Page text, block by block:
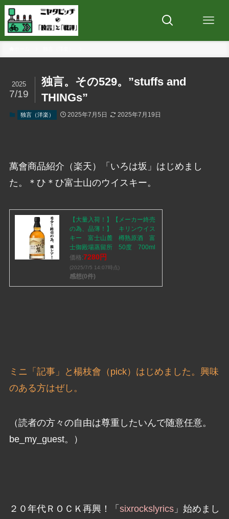
独言。その529。”stuffs and
THINGs”
2025
7/19
独言（洋楽） 2025年7月5日 2025年7月19日
萬會商品紹介（楽天）「いろは坂」はじめまし
た。＊ひ＊ひ富士山のウイスキー。
【大量入荷！】【メーカー終売
の為、品薄！】 キリンウイス
キー 富士山麓 樽熟原酒 富
士御殿場蒸留所 50度 700ml
価格:7280円
(2025/7/5 14:07時点)
感想(0件)
ミニ「記事」と楊枝會（pick）はじめました。興味
のある方はぜし。
（読者の方々の自由は尊重したいんで随意任意。
be_my_guest。）
２０年代ＲＯＣＫ再興！「 sixrockslyrics」始めまし